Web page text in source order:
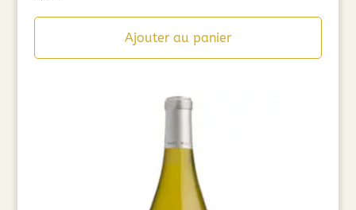
Ajouter au panier